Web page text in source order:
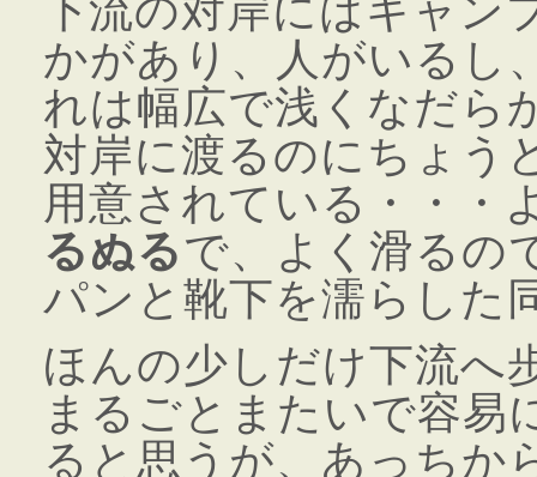
下流の対岸にはキャン
かがあり、人がいるし
れは幅広で浅くなだら
対岸に渡るのにちょう
用意されている・・・
るぬるで、よく滑るの
パンと靴下を濡らした
ほんの少しだけ下流へ
まるごとまたいで容易
ると思うが、あっちか